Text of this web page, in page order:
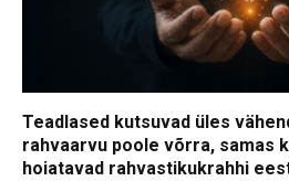
Teadlased kutsuvad üles
rahvaarvu poole võrra, samas
hoiatavad rahvastikukrahhi